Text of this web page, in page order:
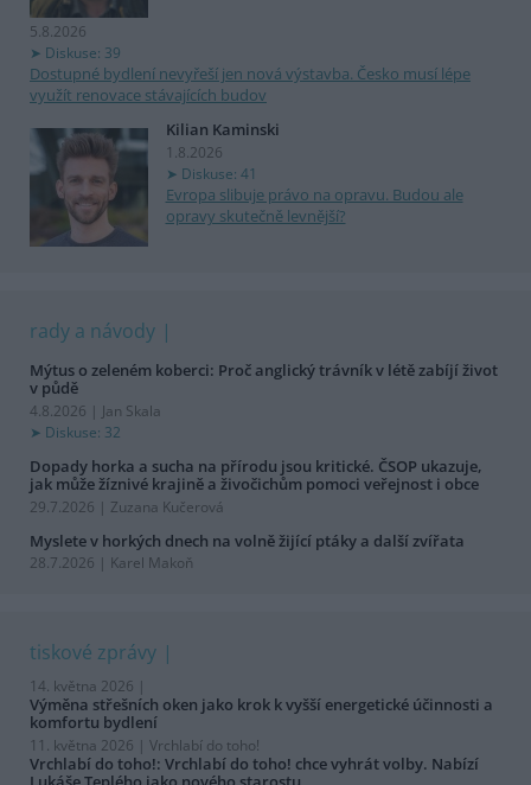
5.8.2026
Diskuse: 39
Dostupné bydlení nevyřeší jen nová výstavba. Česko musí lépe
využít renovace stávajících budov
Kilian Kaminski
1.8.2026
Diskuse: 41
Evropa slibuje právo na opravu. Budou ale
opravy skutečně levnější?
rady a návody
Mýtus o zeleném koberci: Proč anglický trávník v létě zabíjí život
v půdě
4.8.2026 | Jan Skala
Diskuse: 32
Dopady horka a sucha na přírodu jsou kritické. ČSOP ukazuje,
jak může žíznivé krajině a živočichům pomoci veřejnost i obce
29.7.2026 | Zuzana Kučerová
Myslete v horkých dnech na volně žijící ptáky a další zvířata
28.7.2026 | Karel Makoň
tiskové zprávy
14. května 2026 |
Výměna střešních oken jako krok k vyšší energetické účinnosti a
komfortu bydlení
11. května 2026 | Vrchlabí do toho!
Vrchlabí do toho!: Vrchlabí do toho! chce vyhrát volby. Nabízí